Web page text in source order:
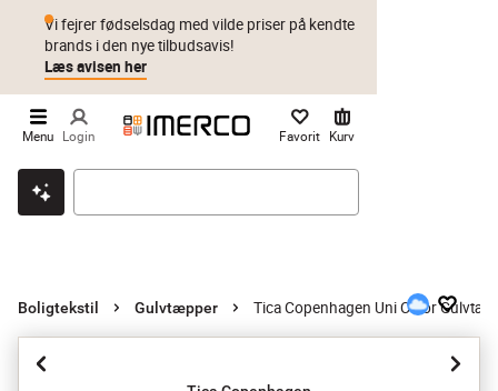
Klik & hent Byt i 1 år Prismatch
Vi fejrer fødselsdag med vilde priser på kendte
brands i den nye tilbudsavis!
Læs avisen her
Menu Login Favorit Kurv
Boligtekstil Gulvtæpper Tica Copenhagen Uni Color